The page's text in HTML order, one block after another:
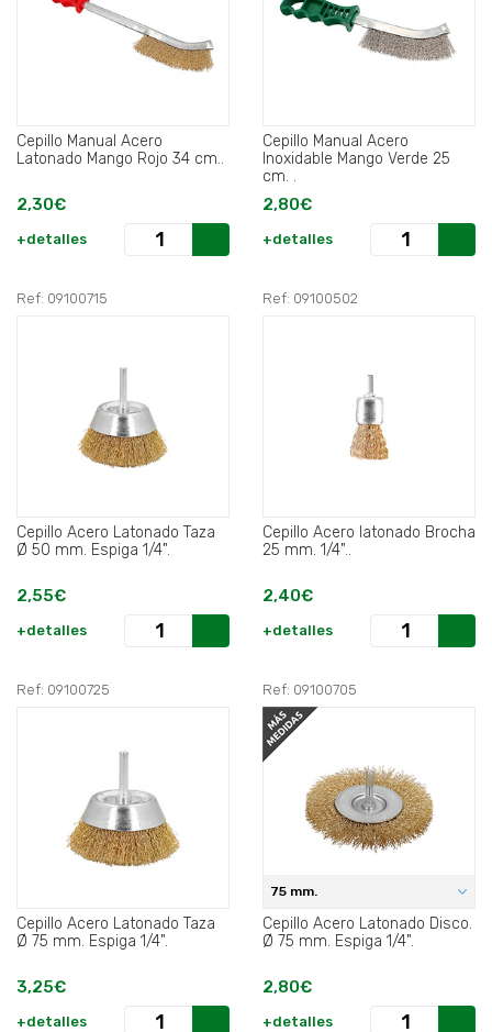
Cepillo Manual Acero
Latonado Mango Rojo 34 cm..
2,30€
+detalles
Cepillo Manual Acero
Inoxidable Mango Verde 25
cm. .
2,80€
+detalles
Ref: 09100715
Cepillo Acero Latonado Taza
Ø 50 mm. Espiga 1/4".
2,55€
+detalles
Ref: 09100502
Cepillo Acero latonado Brocha
25 mm. 1/4"..
2,40€
+detalles
Ref: 09100725
Cepillo Acero Latonado Taza
Ø 75 mm. Espiga 1/4".
3,25€
+detalles
Ref: 09100705
75 mm.
Cepillo Acero Latonado Disco.
Ø 75 mm. Espiga 1/4".
2,80€
+detalles